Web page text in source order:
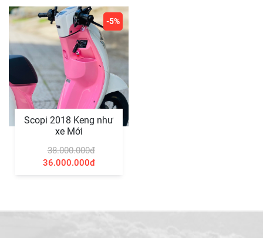
Scopi 2018 Keng như
xe Mới
38.000.000đ
36.000.000đ
-5%